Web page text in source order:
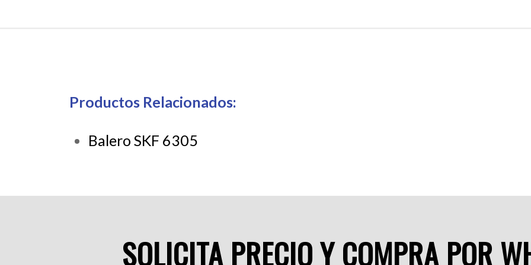
Productos Relacionados:
Balero SKF 6305
SOLICITA PRECIO Y COMPRA POR